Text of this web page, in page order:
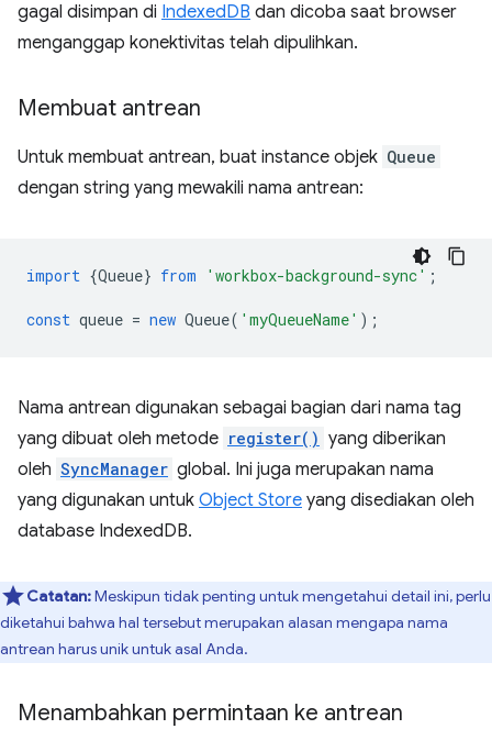
gagal disimpan di IndexedDB dan dicoba saat browser
menganggap konektivitas telah dipulihkan.
Membuat antrean
Untuk membuat antrean, buat instance objek Queue
dengan string yang mewakili nama antrean:
import {Queue} from 'workbox-background-sync' ;
const queue = new Queue( 'myQueueName' );
Nama antrean digunakan sebagai bagian dari nama tag
yang dibuat oleh metode register() yang diberikan
oleh SyncManager global. Ini juga merupakan nama
yang digunakan untuk Object Store yang disediakan oleh
database IndexedDB.
Catatan:Meskipun tidak penting untuk mengetahui detail ini, perlu
diketahui bahwa hal tersebut merupakan alasan mengapa nama
antrean harus unik untuk asal Anda.
Menambahkan permintaan ke antrean